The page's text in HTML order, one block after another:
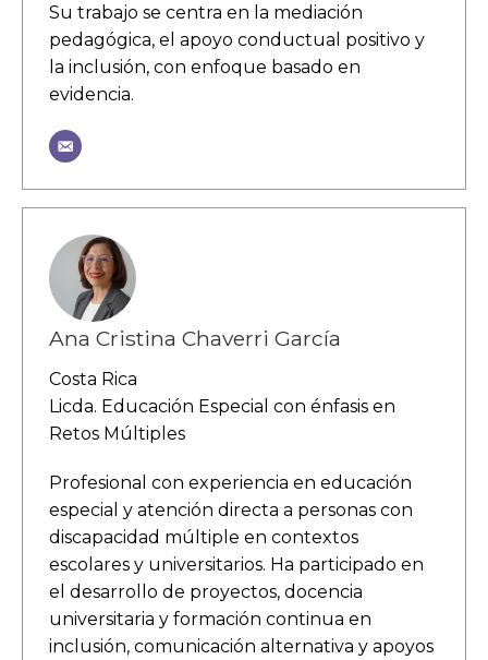
Su trabajo se centra en la mediación
pedagógica, el apoyo conductual positivo y
la inclusión, con enfoque basado en
evidencia.
Ana Cristina Chaverri García
Costa Rica
Licda. Educación Especial con énfasis en
Retos Múltiples
Profesional con experiencia en educación
especial y atención directa a personas con
discapacidad múltiple en contextos
escolares y universitarios. Ha participado en
el desarrollo de proyectos, docencia
universitaria y formación continua en
inclusión, comunicación alternativa y apoyos